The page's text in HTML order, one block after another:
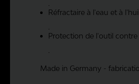
Réfractaire à l'eau et à
Protection de l'outil contre
Made in Germany -